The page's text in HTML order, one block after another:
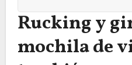
Rucking y
mochila de